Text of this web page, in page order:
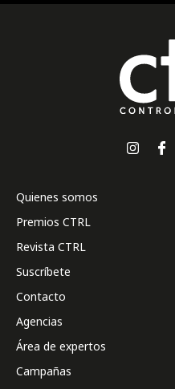
Quienes somos
Premios CTRL
Revista CTRL
Suscríbete
Contacto
Agencias
Área de expertos
Campañas